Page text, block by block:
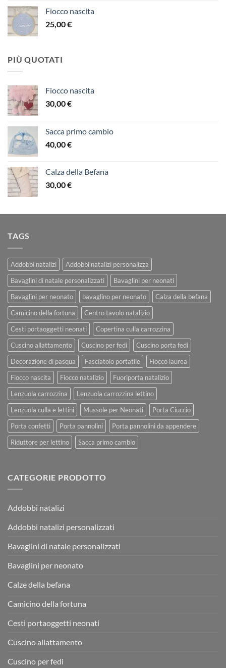
Fiocco nascita
25,00€
PIÙ QUOTATI
Fiocco nascita
30,00€
Sacca primo cambio
40,00€
Calza della Befana
30,00€
TAGS
Addobbi natalizi
Addobbi natalizi personalizza
Bavaglini di natale personalizzati
Bavaglini per neonati
Bavaglini per neonato
bavaglino per neonato
Calza della befana
Camicino della fortuna
Centro tavolo natalizio
Cesti portaoggetti neonati
Copertina culla carrozzina
Cuscino allattamento
Cuscino per fedi
Cuscino porta fedi
Decorazione di pasqua
Fasciatoio portatile
Fiocco laurea
Fiocco nascita
Fiocco natalizio
Fuoriporta natalizio
Lenzuola carrozzina
Lenzuola carrozzina lettino
Lenzuola culla e lettini
Mussole per Neonati
Porta Ciuccio
Porta confetti
Porta pannolini
Porta pannolini da appendere
Riduttore per lettino
Sacca primo cambio
CATEGORIE PRODOTTO
Addobbi natalizi
Addobbi natalizi personalizzati
Bavaglini di natale personalizzati
Bavaglini per neonato
Calze della befana
Camicino della fortuna
Cesti portaoggetti neonati
Cuscino allattamento
Cuscino per fedi